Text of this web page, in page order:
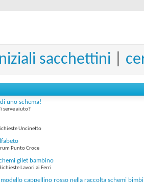
sacchettini
uno schema!
serve aiuto?
Uncinetto
Punto Croce
gilet bambino
Lavori ai Ferri
cappellino rosso nella raccolta schemi bimbi